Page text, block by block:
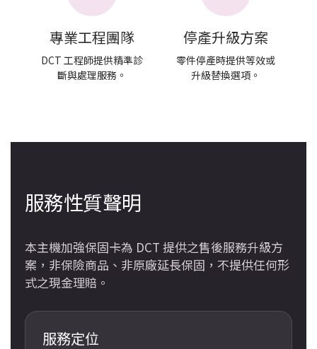
專業工程團隊
DCT 工程師提供精準診
斷與處理服務。
停產升級方案
零件停產時提供等效或
升級替換選項。
服務性質聲明
本主機加強保固卡為 DCT 提供之售後服務升級方
案，非保險商品、非原廠延長保固，不提供任何形
式之現金理賠。
服務定位